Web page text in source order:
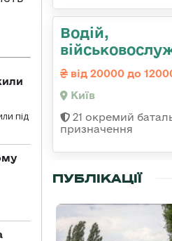
під
Водій,
від 20000 до
Київ
21 окремий
призначення
ПУБЛІКАЦІЇ